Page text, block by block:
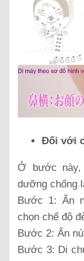
Đối với
Ở bước
dưỡng chống
Bước 1: Ấn
chọn chế độ
Bước 2: Ấn
Bước 3: Di